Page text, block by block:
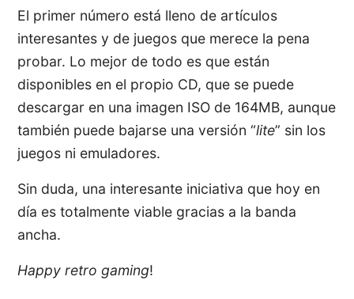
El primer número está lleno de artículos
interesantes y de juegos que merece la pena
probar. Lo mejor de todo es que están
disponibles en el propio CD, que se puede
descargar en una imagen ISO de 164MB, aunque
también puede bajarse una versión “lite” sin los
juegos ni emuladores.
Sin duda, una interesante iniciativa que hoy en
día es totalmente viable gracias a la banda
ancha.
Happy retro gaming!